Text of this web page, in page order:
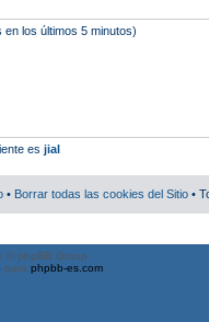
los últimos 5 minutos)
es jial
• Borrar todas las cookies del Sitio •
© phpBB Group
para phpbb-es.com